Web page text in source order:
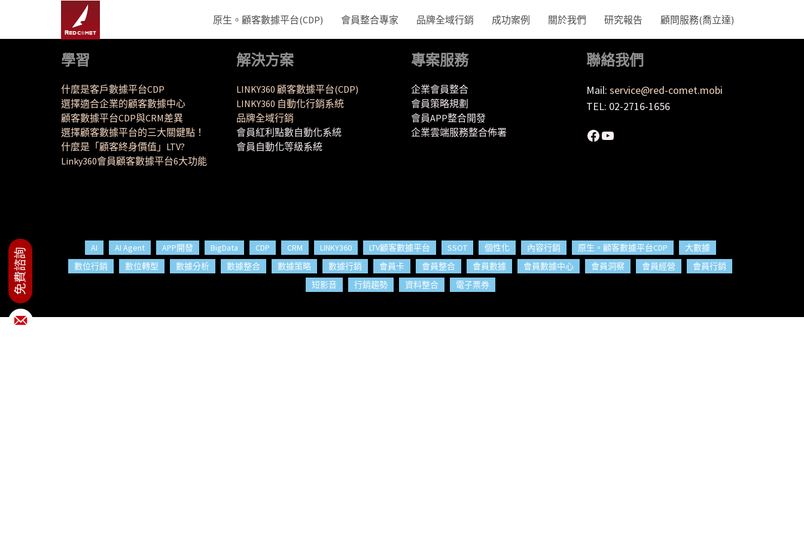
原生。顧客數據平台(CDP) 會員整合專家 品牌全域行銷 成功案例 關於我們 研究報告 顧問服務(喬立達)
學習
什麼是客戶數據平台CDP
選擇適合企業的顧客數據中心
顧客數據平台CDP與CRM差異
選擇顧客數據平台的三大關鍵點！
什麼是「顧客終身價值」LTV?
Linky360會員顧客數據平台6大功能
解決方案
LINKY360 顧客數據平台(CDP)
LINKY360 自動化行銷系統
品牌全域行銷
會員紅利點數自動化系統
會員自動化等級系統
專案服務
企業會員整合
會員策略規劃
會員APP整合開發
企業雲端服務整合佈署
聯絡我們
Mail: service@red-comet.mobi
TEL: 02-2716-1656
Facebook
YouTube
AI AI Agent APP開發 BigData CDP CRM LINKY360 LTV顧客數據平台 SSOT 個性化 內容行銷 原生。顧客數據平台CDP
大數據
數位行銷
數位轉型 數據分析 數據整合 數據策略 數據行銷 會員卡 會員整合 會員數據 會員數據中心 會員洞察 會員經營
會員行銷
短影音
行銷趨勢 資料整合 電子票券